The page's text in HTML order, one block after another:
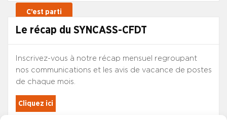
Le récap du SYNCASS-CFDT
Inscrivez-vous à notre récap mensuel regroupant
nos communications et les avis de vacance de postes
de chaque mois.
Cliquez ici